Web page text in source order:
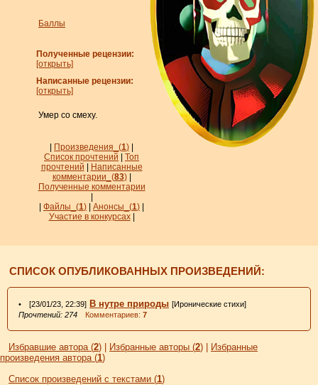
Баллы
Полученные рецензии:
[открыть]
Написанные рецензии:
[открыть]
Умер со смеху.
Произведения_ (1)
Список прочтений
Топ
прочтений
Написанные
комментарии_ (83)|
Полученные комментарии
Файлы_ (1) Анонсы_ (1)
Участие в конкурсах|
СПИСОК ОПУБЛИКОВАННЫХ ПРОИЗВЕДЕНИЙ:
• [23/01/23, 22:39] В нутре природы [Иронические стихи]
Прочтений: 274 Комментариев: 7
Избравшие автора (2) | Избранные авторы (2) | Избранные
произведения автора (1)
Список произведений с текстами (1)